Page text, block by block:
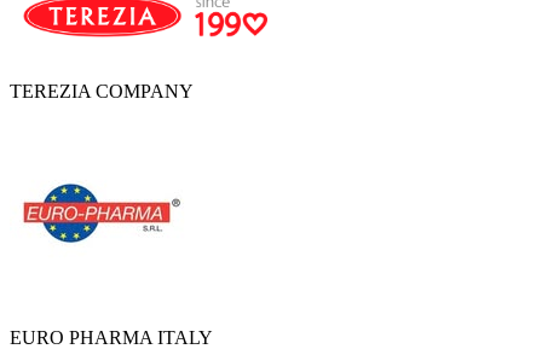
TEREZIA COMPANY
EURO PHARMA ITALY